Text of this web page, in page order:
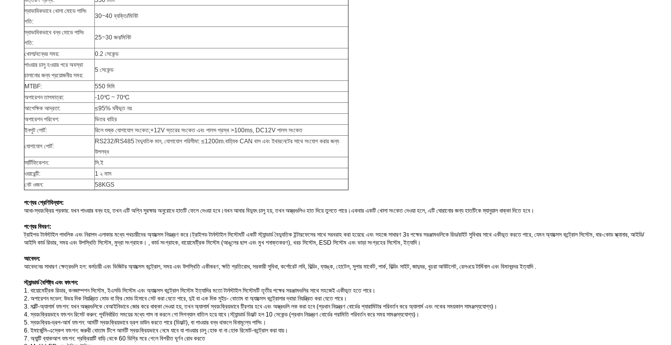
স্বাভাবিকভাবে খোলা মোডে পাসিং
গতি:
30~40 ব্যক্তি/মিনিট
স্বাভাবিকভাবে বন্ধ মোডে পাসিং
গতি:
25~30 জন/মিনিট
খোলা/বন্ধের সময়:
0.2 সেকেন্ড
পাওয়ার চালু হওয়ার পরে অবস্থা
চালানোর জন্য প্রয়োজনীয় সময়:
5 সেকেন্ড
MTBF:
550 মিমি
অপারেশন তাপমাত্রা:
-10℃ ~ 70℃
আপেক্ষিক আদ্রতা:
≤95% ঘনীভূত নয়
অপারেশন পরিবেশ:
ভিতর বাহির
ইনপুট পোর্ট:
রিলে শুষ্ক যোগাযোগ সংকেত;+12V স্তরের সংকেত এবং পালস প্রস্থ >100ms, DC12V পালস সংকেত
যোগাযোগ পোর্ট:
RS232/RS485 বৈদ্যুতিক মান, যোগাযোগ পরিসীমা: ≤1200m.বাহ্যিক CAN বাস এবং ইথারনেটের সাথে সংযোগ করার জন্য
উপলব্ধ
সার্টিফিকেশন:
সি.ই
ওয়ারেন্টি:
1 ২ মাস
নেট ওজন:
58KGS
পণ্যের শ্রেণিবিন্যাস:
আধা-স্বয়ংক্রিয় প্রকার: যখন পাওয়ার বন্ধ হয়, তখন এটি অগ্নি সুরক্ষার অনুরোধে হাতটি ফেলে দেওয়া হবে।যখন আবার বিদ্যুৎ চালু হয়, তখন অস্ত্রগুলিও হাত দিয়ে তুলতে পারে।একবার একটি খোলা সংকেত দেওয়া হলে, এটি ঘোরানোর জন্য হাতটিকে ম্যানুয়াল ধাক্কা দিতে হবে।
পণ্যের বিবরণ:
ট্রাইপড টার্নস্টাইল পাবলিক এবং নিরাপদ এলাকার মধ্যে পথচারীদের অ্যাক্সেস নিয়ন্ত্রণ করে।ট্রাইপড টার্নস্টাইল সিস্টেমটি একটি স্ট্যান্ডার্ড বৈদ্যুতিক ইন্টারফেসের সাথে সরবরাহ করা হয়েছে এবং সহজে সাধারণ 3য় পক্ষের সরঞ্জামগুলিকে রিড/রাইট সুবিধার সাথে একীভূত করতে পারে, যেমন অ্যাক্সেস কন্ট্রোল সিস্টেম, বার-কোড স্ক্যানার, আইডি/
আইসি কার্ড রিডার, সময় এবং উপস্থিতি সিস্টেম, মুদ্রা সংগ্রাহক। , কার্ড সংগ্রাহক, বায়োমেট্রিক সিস্টেম (আঙুলের ছাপ এবং মুখ শনাক্তকরণ), খরচ সিস্টেম, ESD সিস্টেম এবং ভাড়া সংগ্রহের সিস্টেম, ইত্যাদি।
আবেদন:
আবেদনের সাধারণ ক্ষেত্রগুলি হল: কর্মচারী এবং ভিজিটর অ্যাক্সেস কন্ট্রোল, সময় এবং উপস্থিতি একীকরণ, ক্ষতি প্রতিরোধ, সরকারী সুবিধা, কর্পোরেট লবি, বিল্ডিং, ব্যাঙ্ক, হোটেল, সুপার মার্কেট, পার্ক, বিল্ডিং সাইট, জাদুঘর, খুচরা আউটলেট, রেলওয়ে টার্মিনাল এবং বিমানবন্দর ইত্যাদি .
স্ট্যান্ডার্ড বৈশিষ্ট্য এবং ফাংশন:
1. বায়োমেট্রিক রিডার, কনজাম্পশন সিস্টেম, ইএসডি সিস্টেম এবং অ্যাক্সেস কন্ট্রোল সিস্টেম ইত্যাদির মতো টার্নস্টাইল সিস্টেমটি তৃতীয় পক্ষের সরঞ্জামগুলির সাথে সহজেই একীভূত হতে পারে।
2. অপারেশন মডেল: উভয় দিক নিয়ন্ত্রিত মোড বা ফ্রি মোড হিসাবে সেট করা যেতে পারে, দুই বা এক দিক সুইচ- বোতাম বা অ্যাক্সেস কন্ট্রোলার দ্বারা নিয়ন্ত্রিত করা যেতে পারে।
3. মাল্টি-অ্যালার্ম ফাংশন: যখন অস্ত্রগুলিকে বেআইনিভাবে জোর করে ধাক্কা দেওয়া হয়, তখন অ্যালার্ম স্বয়ংক্রিয়ভাবে ট্রিগার হবে এবং অস্ত্রগুলি লক করা হবে (প্রধান নিয়ন্ত্রণ বোর্ডের প্যারামিটার পরিবর্তন করে অ্যালার্ম এবং লকের সময়কাল সামঞ্জস্যযোগ্য)।
4. স্বয়ংক্রিয়ভাবে ফাংশন রিসেট করুন: পূর্বনির্ধারিত সময়ের মধ্যে পাস না করলে গো সিগন্যাল বাতিল হয়ে যাবে।স্ট্যান্ডার্ড ডিফল্ট হল 10 সেকেন্ড (প্রধান নিয়ন্ত্রণ বোর্ডের পরামিতি পরিবর্তন করে সময় সামঞ্জস্যযোগ্য)।
5. স্বয়ংক্রিয়-ড্রপ-আর্ম ফাংশন: আর্মটি স্বয়ংক্রিয়ভাবে ড্রপ ডাউন করতে পারে (ডিফল্ট), বা পাওয়ার বন্ধ থাকলে বিনামূল্যে পাসিং।
6. ইমার্জেন্সি-এস্কেপ ফাংশন: জরুরী বোতাম টিপে আর্মটি স্বয়ংক্রিয়ভাবে নেমে যাবে যা পাওয়ার চালু হোক বা না হোক রিমোট-কন্ট্রোল করা যায়।
7. অ্যান্টি ব্যাকআপ ফাংশন: প্রক্রিয়াটি বাড়ি থেকে 60 ডিগ্রি সরে গেলে বিপরীত ঘূর্ণন রোধ করতে